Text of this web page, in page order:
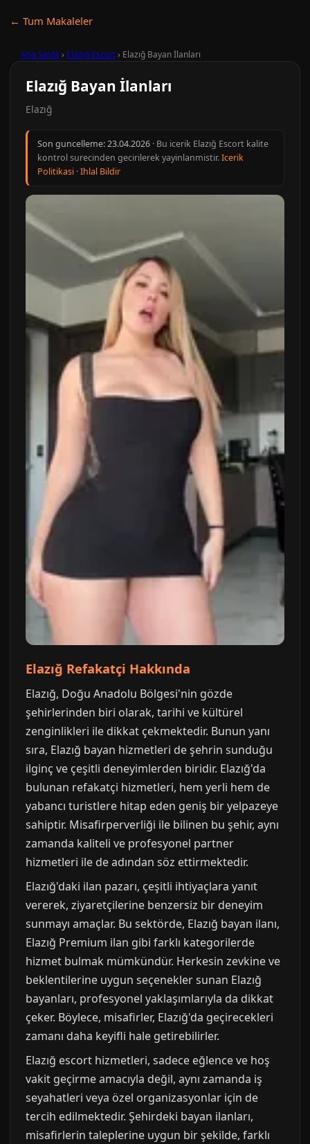
← Tum Makaleler
Ana Sayfa › Elazığ Escort› Elazığ Bayan İlanları
Elazığ Bayan İlanları
Elazığ
Son guncelleme:23.04.2026 · Bu icerik Elazığ Escort kalite
kontrol surecinden gecirilerek yayinlanmistir.Icerik
Politikasi ·Ihlal Bildir
Elazığ Refakatçi Hakkında
Elazığ, Doğu Anadolu Bölgesi'nin gözde
şehirlerinden biri olarak, tarihi ve kültürel
zenginlikleri ile dikkat çekmektedir. Bunun yanı
sıra, Elazığ bayan hizmetleri de şehrin sunduğu
ilginç ve çeşitli deneyimlerden biridir. Elazığ'da
bulunan refakatçi hizmetleri, hem yerli hem de
yabancı turistlere hitap eden geniş bir yelpazeye
sahiptir. Misafirperverliği ile bilinen bu şehir, aynı
zamanda kaliteli ve profesyonel partner
hizmetleri ile de adından söz ettirmektedir.
Elazığ'daki ilan pazarı, çeşitli ihtiyaçlara yanıt
vererek, ziyaretçilerine benzersiz bir deneyim
sunmayı amaçlar. Bu sektörde, Elazığ bayan ilanı,
Elazığ Premium ilan gibi farklı kategorilerde
hizmet bulmak mümkündür. Herkesin zevkine ve
beklentilerine uygun seçenekler sunan Elazığ
bayanları, profesyonel yaklaşımlarıyla da dikkat
çeker. Böylece, misafirler, Elazığ'da geçirecekleri
zamanı daha keyifli hale getirebilirler.
Elazığ escort hizmetleri, sadece eğlence ve hoş
vakit geçirme amacıyla değil, aynı zamanda iş
seyahatleri veya özel organizasyonlar için de
tercih edilmektedir. Şehirdeki bayan ilanları,
misafirlerin taleplerine uygun bir şekilde, farklı